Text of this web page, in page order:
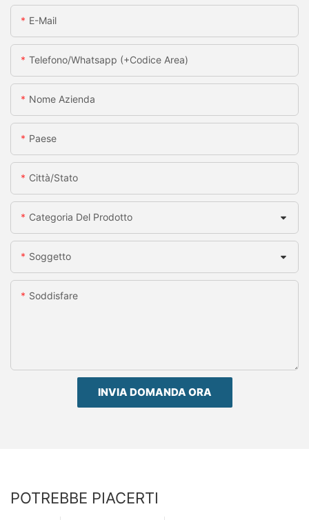
E-Mail
Telefono/whatsapp (+codice Area)
Nome Azienda
Paese
Città/stato
Categoria Del Prodotto
Soggetto
Soddisfare
INVIA DOMANDA ORA
POTREBBE PIACERTI